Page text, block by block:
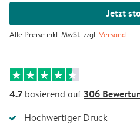
Jetzt
Alle Preise inkl. MwSt. zzgl.Versand
4.7 basierend auf306
Hochwertiger Druck